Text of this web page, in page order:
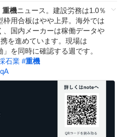
重機ニュース。建設労務は1.0％
枠用合板はやや上昇。海外では
、国内メーカーは稼働データや
を進めています。現場は
」を同時に確認する週です。
石業 #重機